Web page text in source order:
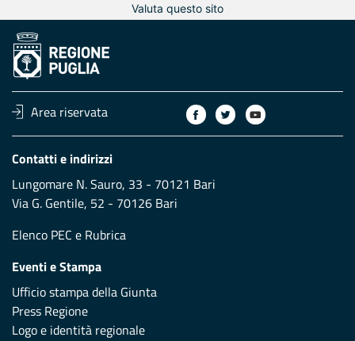
Valuta questo sito
Area riservata
Contatti e indirizzi
Lungomare N. Sauro, 33 - 70121 Bari
Via G. Gentile, 52 - 70126 Bari
Elenco PEC e Rubrica
Eventi e Stampa
Ufficio stampa della Giunta
Press Regione
Logo e identità regionale